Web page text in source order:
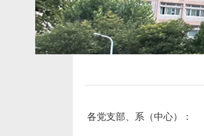
各党支部、系（中心）：